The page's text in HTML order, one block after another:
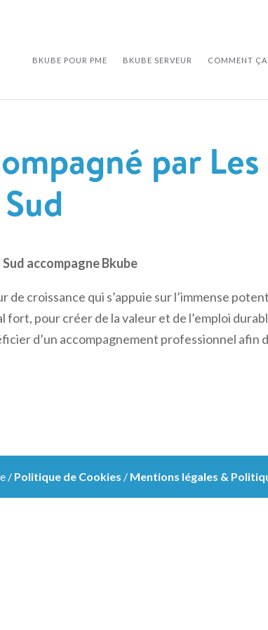
BKUBE POUR PME BKUBE SERVEUR COMMENT ÇA
par Les
accompagne Bkube
de croissance qui s’appuie sur l’immense
fort, pour créer de la valeur et de l’emploi
d’un accompagnement professionnel afin
/ Politique de Cookies / Mentions légales &